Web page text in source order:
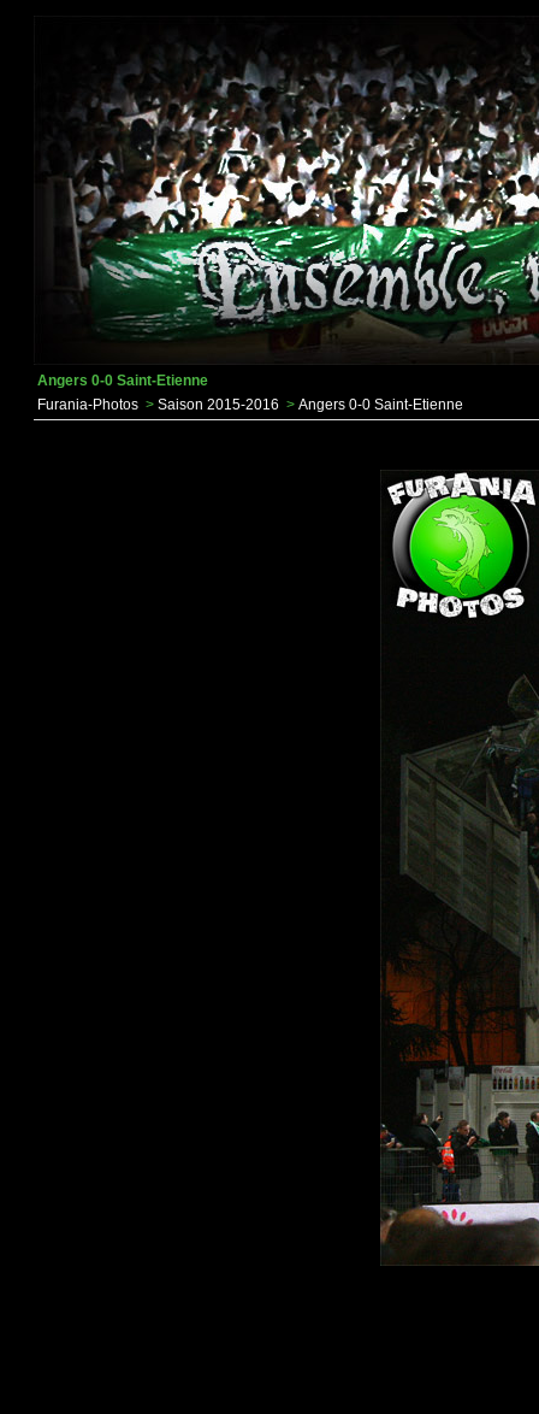
Angers 0-0 Saint-Etienne
Furania-Photos > Saison 2015-2016 > Angers 0-0 Saint-Etienne